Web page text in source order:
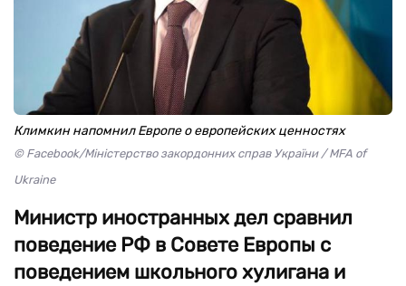
Климкин напомнил Европе о европейских ценностях
© Facebook/Міністерство закордонних справ України / MFA of
Ukraine
Министр иностранных дел сравнил
поведение РФ в Совете Европы с
поведением школьного хулигана и